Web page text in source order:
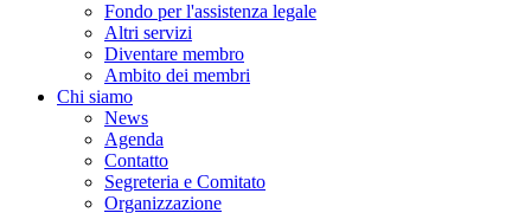
Fondo per l'assistenza legale
Altri servizi
Diventare membro
Ambito dei membri
Chi siamo
News
Agenda
Contatto
Segreteria e Comitato
Organizzazione